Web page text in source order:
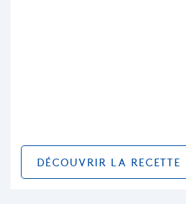
DÉCOUVRIR LA RECETTE